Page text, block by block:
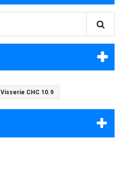
Visserie CHC 10.9